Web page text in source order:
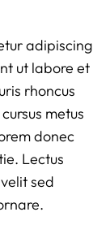
adipiscing
ut labore et
rhoncus
metus
donec
Lectus
sed